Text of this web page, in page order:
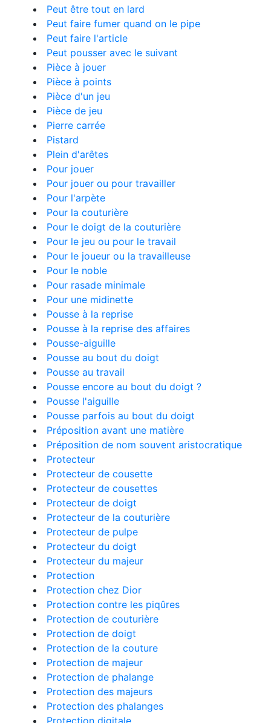
Peut être tout en lard
Peut faire fumer quand on le pipe
Peut faire l'article
Peut pousser avec le suivant
Pièce à jouer
Pièce à points
Pièce d'un jeu
Pièce de jeu
Pierre carrée
Pistard
Plein d'arêtes
Pour jouer
Pour jouer ou pour travailler
Pour l'arpète
Pour la couturière
Pour le doigt de la couturière
Pour le jeu ou pour le travail
Pour le joueur ou la travailleuse
Pour le noble
Pour rasade minimale
Pour une midinette
Pousse à la reprise
Pousse à la reprise des affaires
Pousse-aiguille
Pousse au bout du doigt
Pousse au travail
Pousse encore au bout du doigt ?
Pousse l'aiguille
Pousse parfois au bout du doigt
Préposition avant une matière
Préposition de nom souvent aristocratique
Protecteur
Protecteur de cousette
Protecteur de cousettes
Protecteur de doigt
Protecteur de la couturière
Protecteur de pulpe
Protecteur du doigt
Protecteur du majeur
Protection
Protection chez Dior
Protection contre les piqûres
Protection de couturière
Protection de doigt
Protection de la couture
Protection de majeur
Protection de phalange
Protection des majeurs
Protection des phalanges
Protection digitale